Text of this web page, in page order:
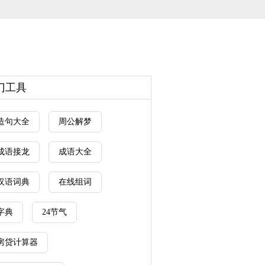
工具
句大全 周公解梦
语接龙 成语大全
语词典 在线组词
典 24节气
贷计算器